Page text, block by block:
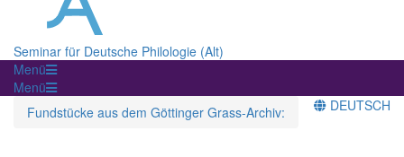
Seminar für Deutsche Philologie (Alt)
Menü
Menü
Fundstücke aus dem Göttinger Grass-Archiv:
DEUTSCH